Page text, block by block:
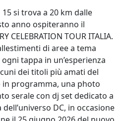
si trova a 20 km dalle
anno ospiteranno il
CELEBRATION TOUR ITALIA.
di aree a tema
tappa in un’esperienza
dei titoli più amati del
programma, una photo
serale con dj set dedicato a
DC, in occasione